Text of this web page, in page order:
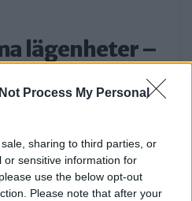
Process My Personal
sharing to third parties, or
or sensitive information for
use the below opt-out
Please note that after your
lägenheter –
Publicerad 10:21, 29 juli 2026